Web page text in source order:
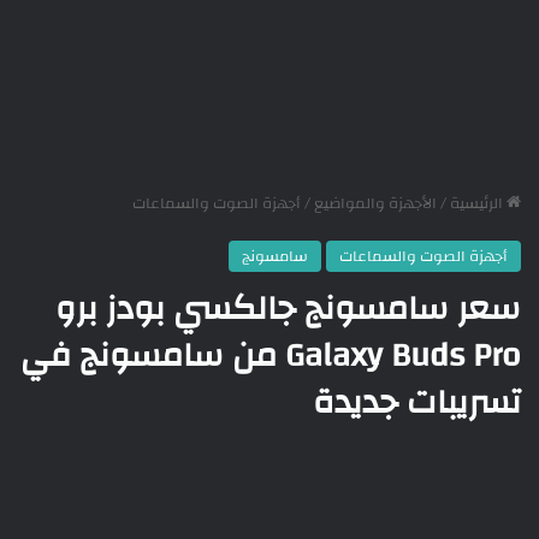
الرئيسية/ الأجهزة والمواضيع/أجهزة الصوت والسماعات
أجهزة الصوت والسماعات
سامسونج
سعر سامسونج جالكسي بودز برو
Galaxy Buds Pro من سامسونج في
تسريبات جديدة